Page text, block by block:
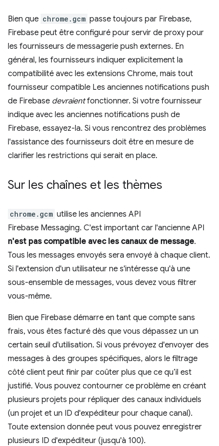
Bien que chrome.gcm passe toujours par Firebase,
Firebase peut être configuré pour servir de proxy pour
les fournisseurs de messagerie push externes. En
général, les fournisseurs indiquer explicitement la
compatibilité avec les extensions Chrome, mais tout
fournisseur compatible Les anciennes notifications push
de Firebase devraientfonctionner. Si votre fournisseur
indique avec les anciennes notifications push de
Firebase, essayez-la. Si vous rencontrez des problèmes
l'assistance des fournisseurs doit être en mesure de
clarifier les restrictions qui serait en place.
Sur les chaînes et les thèmes
chrome.gcm utilise les anciennes API
Firebase Messaging. C'est important car l'ancienne API
n'est pas compatible avec les canaux de message.
Tous les messages envoyés sera envoyé à chaque client.
Si l'extension d'un utilisateur ne s'intéresse qu'à une
sous-ensemble de messages, vous devez vous filtrer
vous-même.
Bien que Firebase démarre en tant que compte sans
frais, vous êtes facturé dès que vous dépassez un un
certain seuil d'utilisation. Si vous prévoyez d'envoyer des
messages à des groupes spécifiques, alors le filtrage
côté client peut finir par coûter plus que ce qu’il est
justifié. Vous pouvez contourner ce problème en créant
plusieurs projets pour répliquer des canaux individuels
(un projet et un ID d'expéditeur pour chaque canal).
Toute extension donnée peut vous pouvez enregistrer
plusieurs ID d'expéditeur (jusqu'à 100).